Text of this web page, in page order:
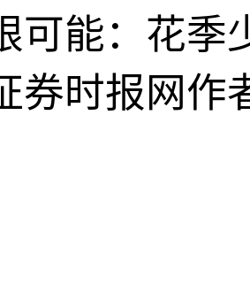
可能：花季
券时报网作